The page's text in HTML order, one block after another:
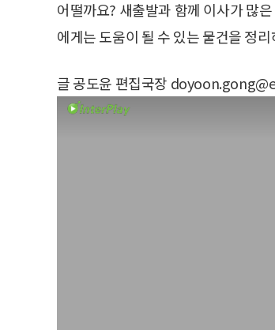
어떨까요? 새출발과 함께 이사가 많
에게는 도움이 될 수 있는 물건을 정
글 공도윤 편집국장